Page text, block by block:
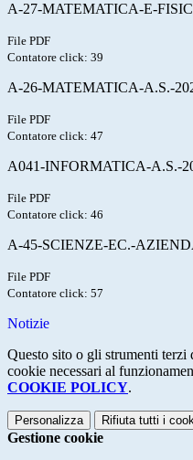
A-27-MATEMATICA-E-
File PDF
Contatore click: 39
A-26-MATEMATICA-A.S.-
File PDF
Contatore click: 47
A041-INFORMATICA-A.S.-
File PDF
Contatore click: 46
A-45-SCIENZE-EC.-
File PDF
Contatore click: 57
Notizie
Questo sito o gli strumenti
cookie necessari al
COOKIE POLICY.
Personalizza Rifiuta tutti i
Gestione cookie